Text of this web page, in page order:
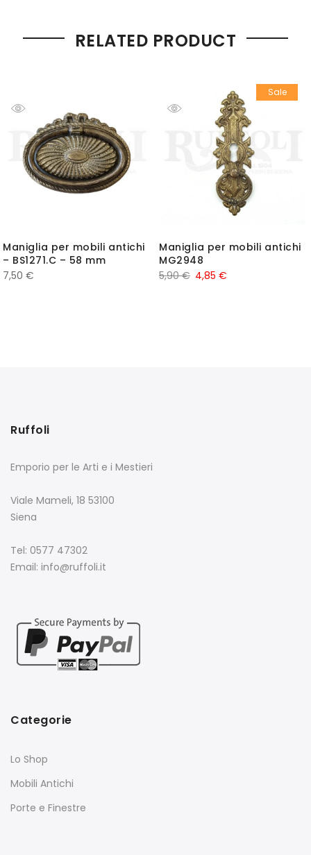
RELATED PRODUCT
Maniglia per mobili antichi
– BS1271.C – 58 mm
7,50 €
Sale
Maniglia per mobili antichi
MG2948
5,90€ 4,85 €
Ruffoli
Emporio per le Arti e i Mestieri
Viale Mameli, 18 53100
Siena
Tel: 0577 47302
Email: info@ruffoli.it
Categorie
Lo Shop
Mobili Antichi
Porte e Finestre